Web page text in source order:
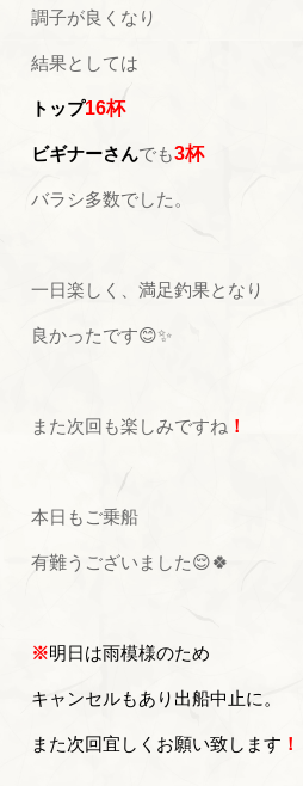
調子が良くなり
結果としては
トップ16杯
ビギナーさんでも3杯
バラシ多数でした。
一日楽しく、満足釣果となり
良かったです😊✨
また次回も楽しみですね ！
本日もご乗船
有難うございました😌🍀
※明日は雨模様のため
キャンセルもあり出船中止に。
また次回宜しくお願い致します ！